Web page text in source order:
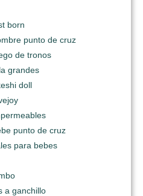
born
punto de cruz
de tronos
grandes
doll
punto de cruz
para bebes
a ganchillo